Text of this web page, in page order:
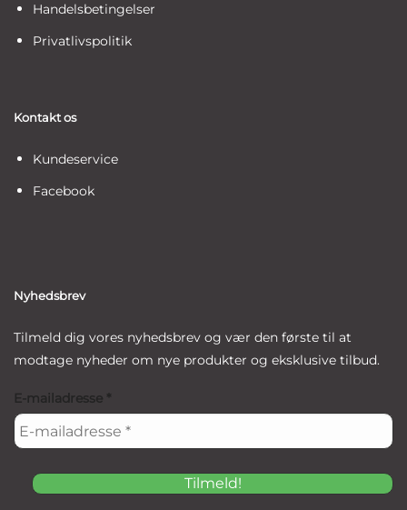
Handelsbetingelser
Privatlivspolitik
Kontakt os
Kundeservice
Facebook
Nyhedsbrev
Tilmeld dig vores nyhedsbrev og vær den første til at
modtage nyheder om nye produkter og eksklusive tilbud.
E-mailadresse *